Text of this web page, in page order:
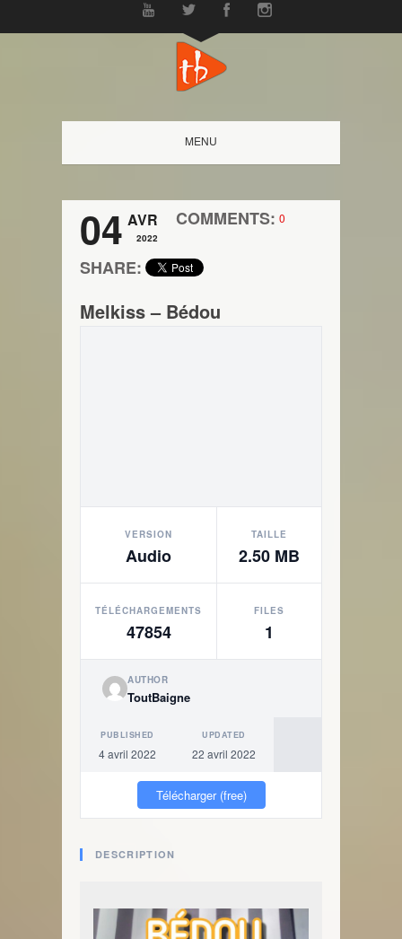
MENU
04 AVR
2022
COMMENTS: 0
SHARE:
Melkiss – Bédou
VERSION
Audio
TAILLE
2.50 MB
TÉLÉCHARGEMENTS
47854
FILES
1
AUTHOR
ToutBaigne
PUBLISHED
4 avril 2022
UPDATED
22 avril 2022
Télécharger (free)
DESCRIPTION